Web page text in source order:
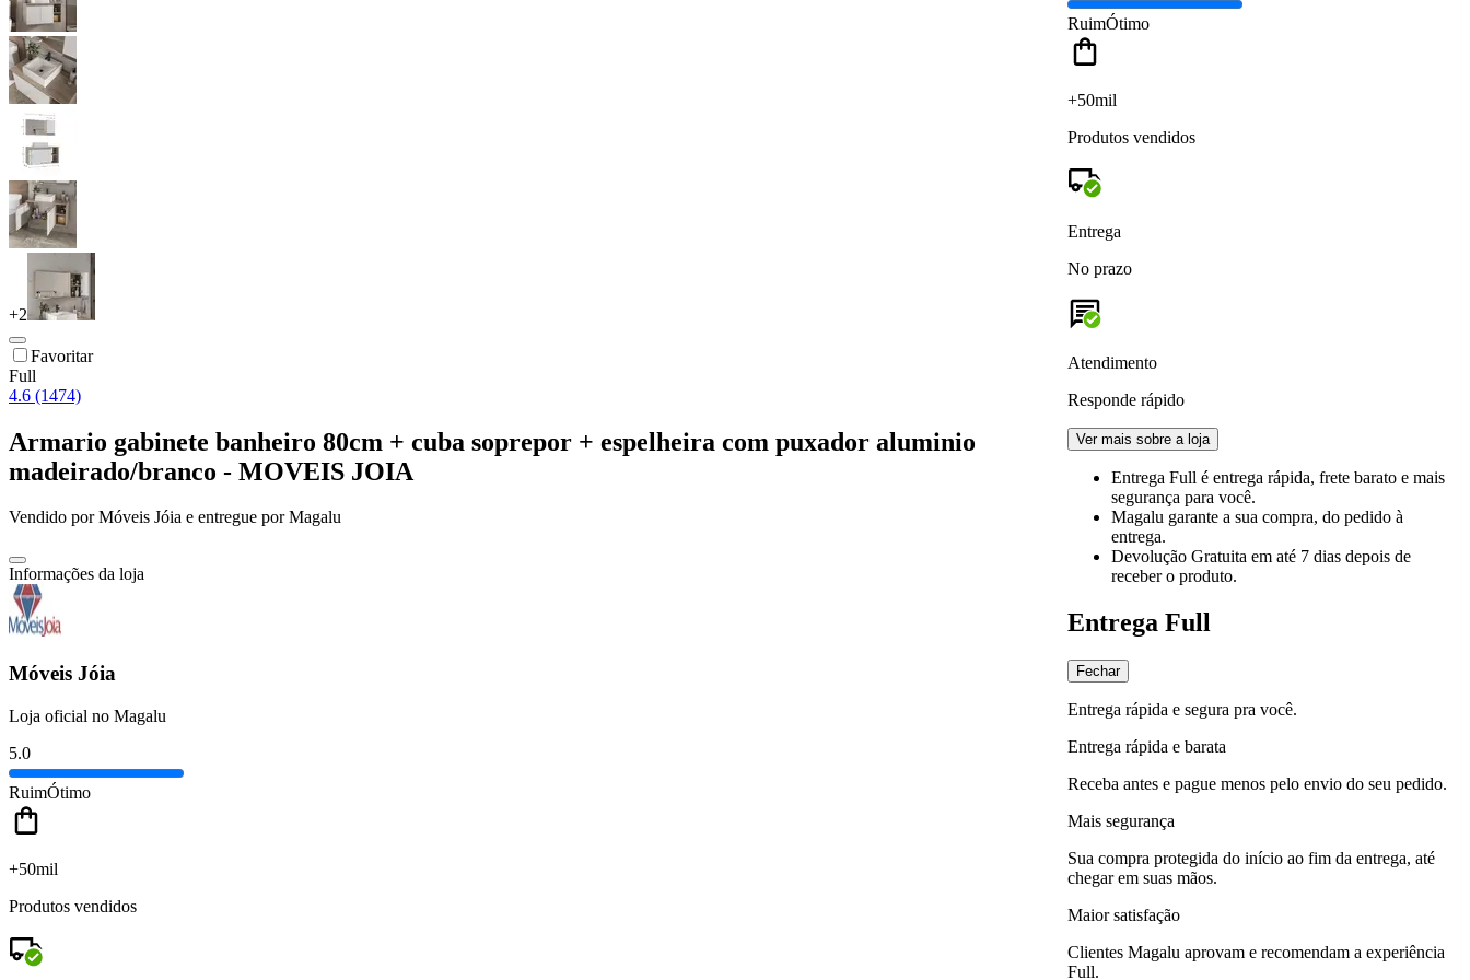
+2
Favoritar
Full
4.6 (1474)
Armario gabinete banheiro 80cm + cuba soprepor + espelheira com puxador aluminio
madeirado/branco - MOVEIS JOIA
Vendido porMóveis Jóia e entregue por Magalu
Informações da loja
Móveis Jóia
Loja oficial no Magalu
5.0
RuimÓtimo
+50mil
Produtos vendidos
RuimÓtimo
+50mil
Produtos vendidos
Entrega
No prazo
Atendimento
Responde rápido
Ver mais sobre a loja
Entrega Full é entrega rápida, frete barato e mais
segurança para você.
Magalu garante a sua compra, do pedido à
entrega.
Devolução Gratuita em até 7 dias depois de
receber o produto.
Entrega Full
Fechar
Entrega rápida e segura pra você.
Entrega rápida e barata
Receba antes e pague menos pelo envio do seu pedido.
Mais segurança
Sua compra protegida do início ao fim da entrega, até
chegar em suas mãos.
Maior satisfação
Clientes Magalu aprovam e recomendam a experiência
Full.